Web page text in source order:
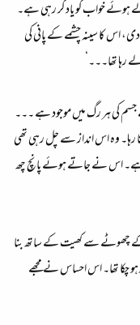
ہوئے خواب کو یاد کر رہی ہے۔
اس کا سینہ چشمے کے پانی کی
رہا تھا۔۔۔‘
جسم کی ہر رگ میں موجود ہے ۔۔۔
وہ اس انداز سے چل رہی تھی
ہے۔ اس نے جاتے ہوئے پانچ چھ
چھوٹے سے کھیت کے ساتھ بنا
چکا تھا۔ اس احساس نے مجھے